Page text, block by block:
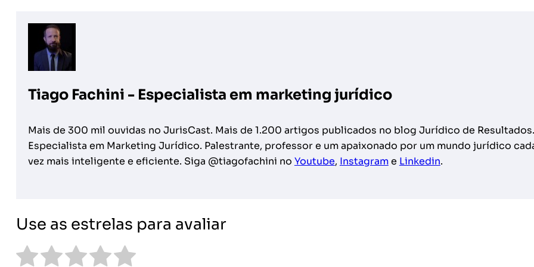
Tiago Fachini - Especialista em marketing jurídico
Mais de 300 mil ouvidas no JurisCast. Mais de 1.200 artigos publicados no blog Jurídico de Resultados.
Especialista em Marketing Jurídico. Palestrante, professor e um apaixonado por um mundo jurídico
vez mais inteligente e eficiente. Siga @tiagofachini no Youtube, Instagrame Linkedin.
Use as estrelas para avaliar